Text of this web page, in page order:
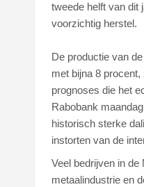
tweede helft van dit
voorzichtig herstel.
De productie van
met bijna 8
prognoses die het
Rabobank
historisch sterke
instorten van de
Veel bedrijven in
metaalindustrie en